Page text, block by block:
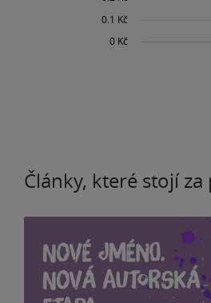
Články, které stojí